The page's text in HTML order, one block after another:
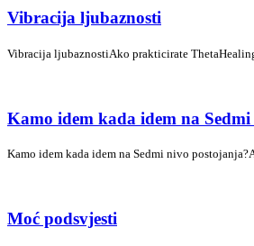
Vibracija ljubaznosti
Vibracija ljubaznostiAko prakticirate
Kamo idem kada idem na
Kamo idem kada idem na Sedmi nivo
Moć podsvjesti